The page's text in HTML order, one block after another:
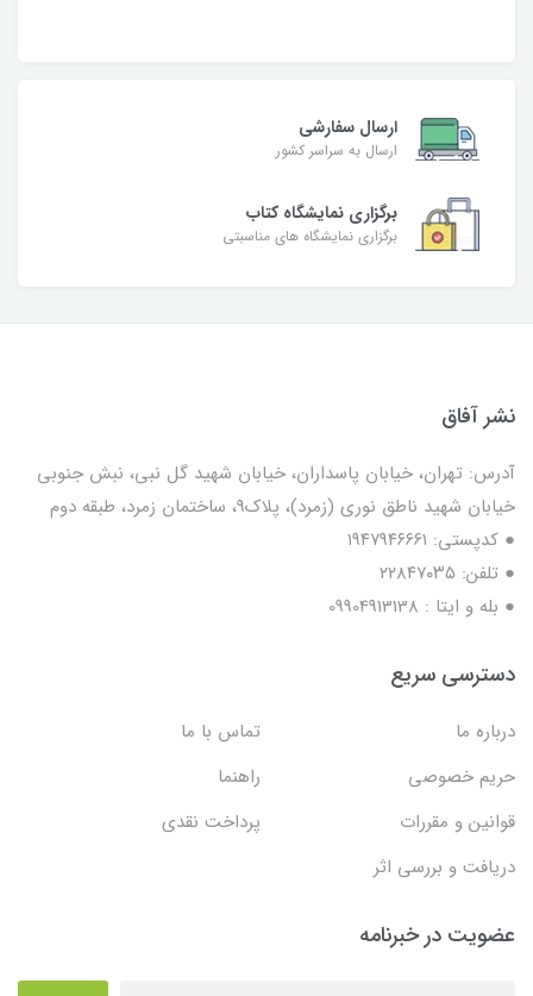
ارسال سفارشی
ارسال به سراسر کشور
برگزاری نمایشگاه کتاب
برگزاری نمایشگاه های مناسبتی
نشر آفاق
آدرس: تهران، خیابان پاسداران، خیابان شهید گل نبی، نبش جنوبی
خیابان شهید ناطق نوری (زمرد)، پلاک9، ساختمان زمرد، طبقه دوم
● کدپستی: ۱۹۴۷۹۴۶۶۶۱
● تلفن: ٢٢٨۴٧۰۳۵
● بله و ایتا : 09904913138
دسترسی سریع
درباره ما
تماس با ما
حریم خصوصی
راهنما
قوانین و مقررات
پرداخت نقدی
دریافت و بررسی اثر
عضویت در خبرنامه